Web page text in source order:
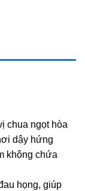
chua ngọt hòa
dậy hứng
không chứa
họng, giúp